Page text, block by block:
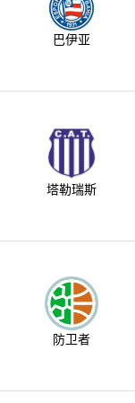
巴伊亚
塔勒瑞斯
防卫者